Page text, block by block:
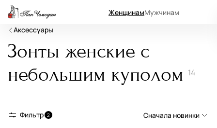
ЖенщинамМужчинам
Аксессуары
Зонты женские с
небольшим куполом 14
Фильтр 2 Сначала новинки